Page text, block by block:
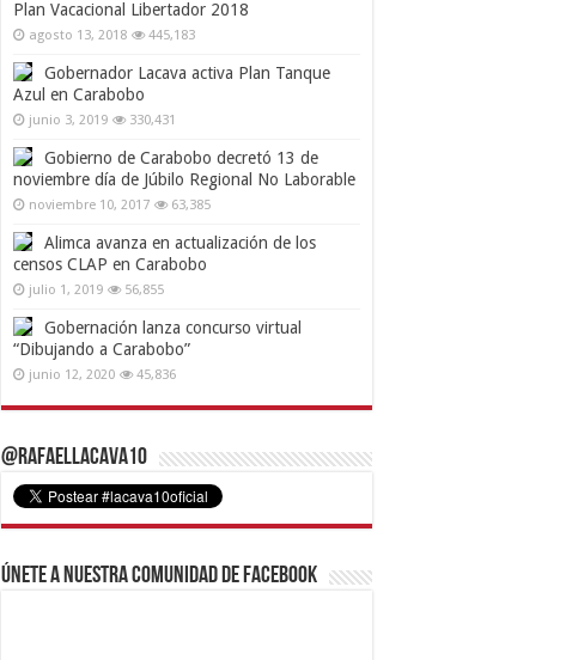
Plan Vacacional Libertador 2018
agosto 13, 2018 445,183
Gobernador Lacava activa Plan Tanque
Azul en Carabobo
junio 3, 2019 330,431
Gobierno de Carabobo decretó 13 de
noviembre día de Júbilo Regional No Laborable
noviembre 10, 2017 63,385
Alimca avanza en actualización de los
censos CLAP en Carabobo
julio 1, 2019 56,855
Gobernación lanza concurso virtual
“Dibujando a Carabobo”
junio 12, 2020 45,836
@RafaelLacava10
Únete a nuestra comunidad de Facebook